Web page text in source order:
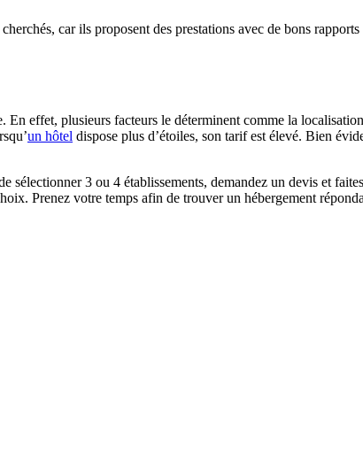
car ils proposent des prestations avec de bons
effet, plusieurs facteurs le déterminent comme la
un hôtel dispose plus d’étoiles, son tarif est élevé. Bien
3 ou 4 établissements, demandez un devis et
Prenez votre temps afin de trouver un hébergement